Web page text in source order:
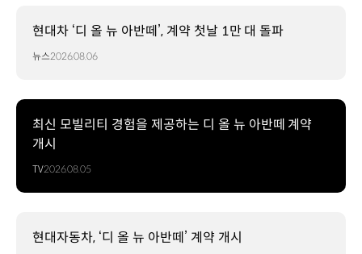
현대차 ‘디 올 뉴 아반떼’, 계약 첫날 1만 대 돌파
뉴스2026.08.06
최신 모빌리티 경험을 제공하는 디 올 뉴 아반떼 계약
개시
TV2026.08.05
현대자동차, ‘디 올 뉴 아반떼’ 계약 개시